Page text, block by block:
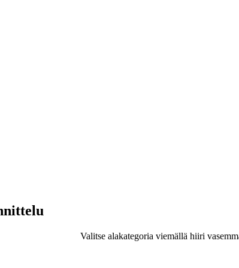
Valitse alakategoria viemällä hiiri